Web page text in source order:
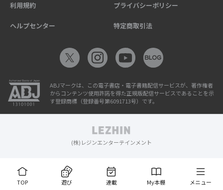
TOP 遊び 連載 My本棚 メニュー
利用規約 プライバシーポリシー
ヘルプセンター 特定商取引法
ABJマークは、この電子書店・電子書籍配信サービスが、著作権者
からコンテンツ使用許諾を得た正規版配信サービスであることを示
す登録商標（登録番号第6091713号）です。
(株)レジンエンターテインメント